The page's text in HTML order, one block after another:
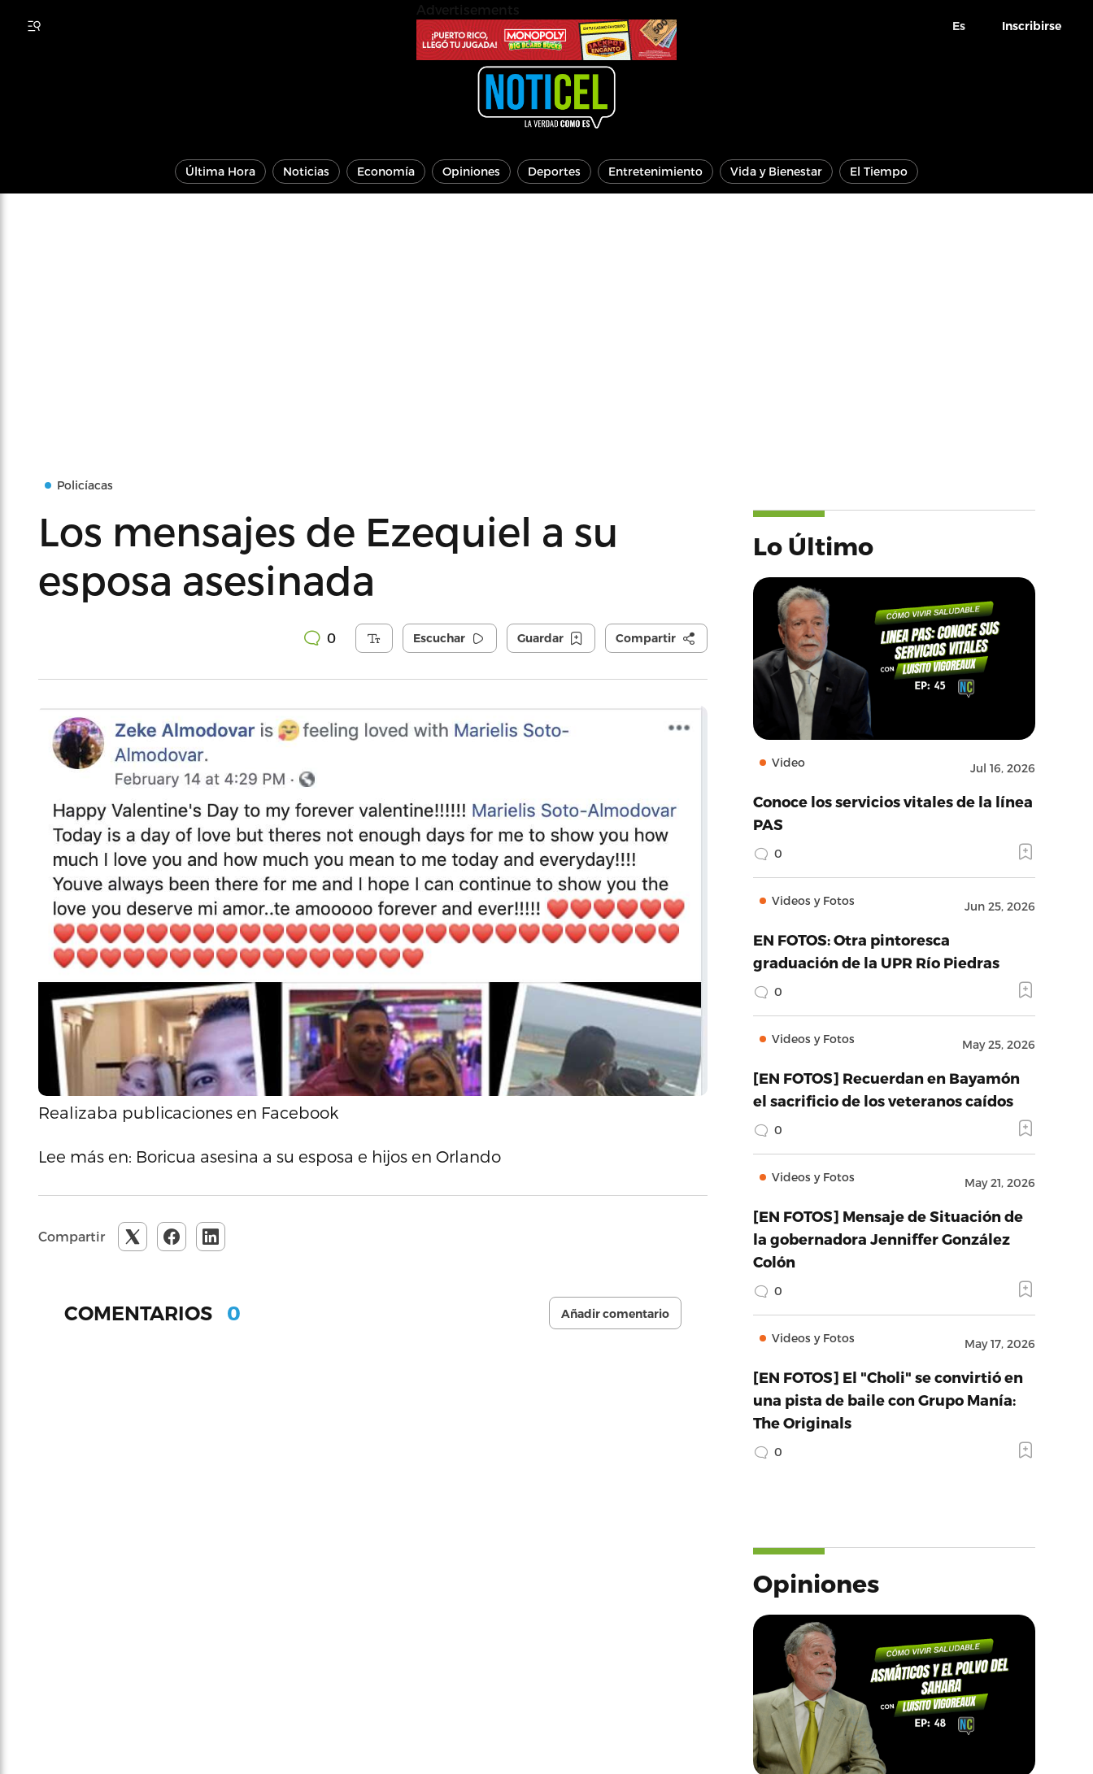
Es Inscribirse
Última Hora Noticias Economía Opiniones Deportes Entretenimiento Vida y Bienestar El Tiempo
Policíacas
Los mensajes de Ezequiel a su
esposa asesinada
0 Escuchar Guardar Compartir
Realizaba publicaciones en Facebook
Lee más en: Boricua asesina a su esposa e hijos en Orlando
Compartir
COMENTARIOS 0 Añadir comentario
Lo Último
Video Jul 16, 2026
Conoce los servicios vitales de la línea
PAS
0
Videos y Fotos Jun 25, 2026
EN FOTOS: Otra pintoresca
graduación de la UPR Río Piedras
0
Videos y Fotos May 25, 2026
[EN FOTOS] Recuerdan en Bayamón
el sacrificio de los veteranos caídos
0
Videos y Fotos May 21, 2026
[EN FOTOS] Mensaje de Situación de
la gobernadora Jenniffer González
Colón
0
Videos y Fotos May 17, 2026
[EN FOTOS] El "Choli" se convirtió en
una pista de baile con Grupo Manía:
The Originals
0
Opiniones